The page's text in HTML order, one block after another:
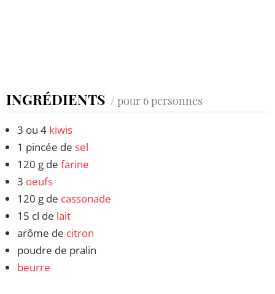
INGRÉDIENTS / pour 6 personnes
3 ou 4 kiwis
1 pincée de sel
120 g de farine
3 oeufs
120 g de cassonade
15 cl de lait
arôme de citron
poudre de pralin
beurre